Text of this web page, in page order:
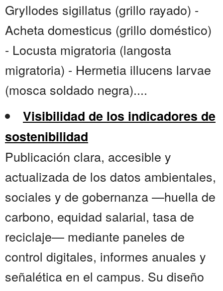
Gryllodes sigillatus (grillo rayado) -
Acheta domesticus (grillo doméstico)
- Locusta migratoria (langosta
migratoria) - Hermetia illucens larvae
(mosca soldado negra)....
Visibilidad de los indicadores de
sostenibilidad
Publicación clara, accesible y
actualizada de los datos ambientales,
sociales y de gobernanza —huella de
carbono, equidad salarial, tasa de
reciclaje— mediante paneles de
control digitales, informes anuales y
señalética en el campus. Su diseño